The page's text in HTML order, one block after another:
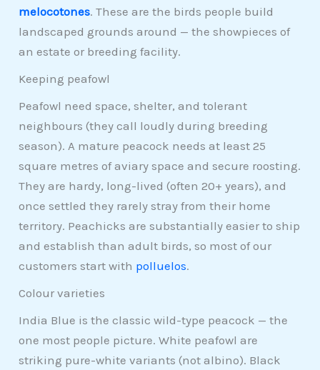
melocotones. These are the birds people build
landscaped grounds around — the showpieces of
an estate or breeding facility.
Keeping peafowl
Peafowl need space, shelter, and tolerant
neighbours (they call loudly during breeding
season). A mature peacock needs at least 25
square metres of aviary space and secure roosting.
They are hardy, long-lived (often 20+ years), and
once settled they rarely stray from their home
territory. Peachicks are substantially easier to ship
and establish than adult birds, so most of our
customers start with polluelos.
Colour varieties
India Blue is the classic wild-type peacock — the
one most people picture. White peafowl are
striking pure-white variants (not albino). Black